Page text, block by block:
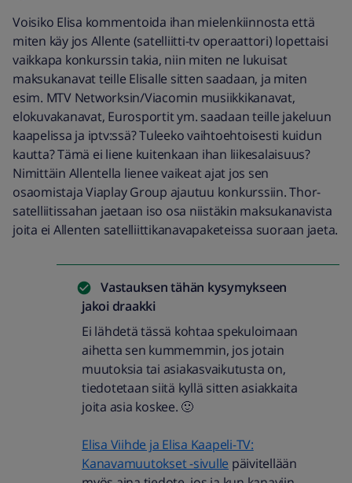
Voisiko Elisa kommentoida ihan mielenkiinnosta että
miten käy jos Allente (satelliitti-tv operaattori) lopettaisi
vaikkapa konkurssin takia, niin miten ne lukuisat
maksukanavat teille Elisalle sitten saadaan, ja miten
esim. MTV Networksin/Viacomin musiikkikanavat,
elokuvakanavat, Eurosportit ym. saadaan teille jakeluun
kaapelissa ja iptv:ssä? Tuleeko vaihtoehtoisesti kuidun
kautta? Tämä ei liene kuitenkaan ihan liikesalaisuus?
Nimittäin Allentella lienee vaikeat ajat jos sen
osaomistaja Viaplay Group ajautuu konkurssiin. Thor-
satelliitissahan jaetaan iso osa niistäkin maksukanavista
joita ei Allenten satelliittikanavapaketeissa suoraan jaeta.
Vastauksen tähän kysymykseen
jakoi draakki
Ei lähdetä tässä kohtaa spekuloimaan
aihetta sen kummemmin, jos jotain
muutoksia tai asiakasvaikutusta on,
tiedotetaan siitä kyllä sitten asiakkaita
joita asia koskee. 🙂
Elisa Viihde ja Elisa Kaapeli-TV:
Kanavamuutokset -sivulle päivitellään